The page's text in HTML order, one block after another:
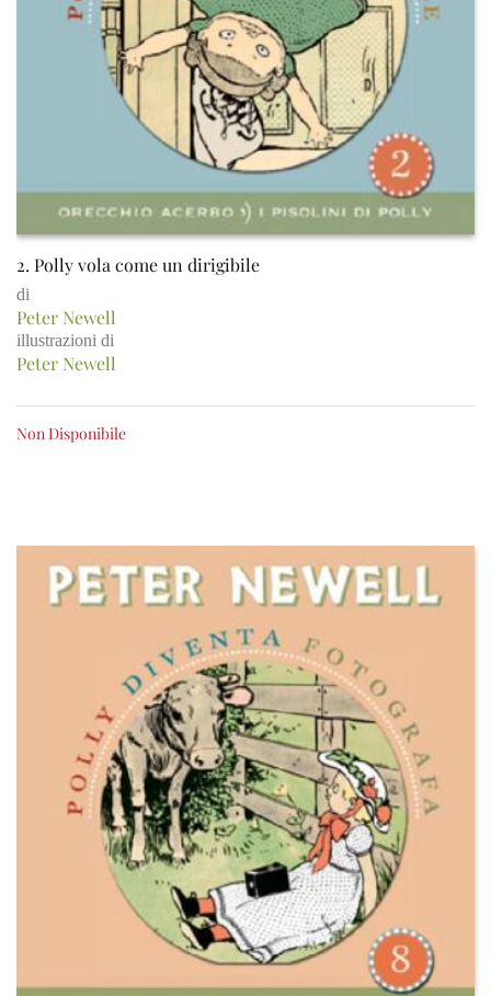
2. Polly vola come un dirigibile
di
Peter Newell
illustrazioni di
Peter Newell
Non Disponibile